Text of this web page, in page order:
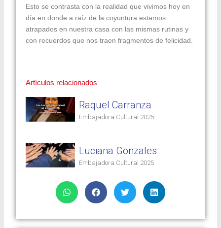
Esto se contrasta con la realidad que vivimos hoy en
día en donde a raíz de la coyuntura estamos
atrapados en nuestra casa con las mismas rutinas y
con recuerdos que nos traen fragmentos de felicidad.
Artículos relacionados
Raquel Carranza
Embajadora Cultural 2025
Luciana Gonzales
Embajadora Cultural 2025